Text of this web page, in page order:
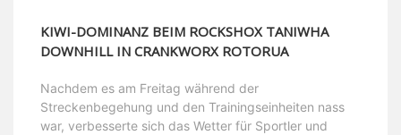
KIWI-DOMINANZ BEIM ROCKSHOX TANIWHA
DOWNHILL IN CRANKWORX ROTORUA
Nachdem es am Freitag während der
Streckenbegehung und den Trainingseinheiten nass
war, verbesserte sich das Wetter für Sportler und